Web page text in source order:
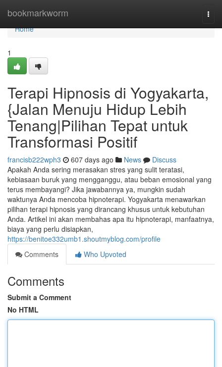
bookmarkworm
Home
Home
1
Terapi Hipnosis di Yogyakarta,
{Jalan Menuju Hidup Lebih
Tenang|Pilihan Tepat untuk
Transformasi Positif
francisb222wph3 607 days ago News
Discuss
Apakah Anda sering merasakan stres yang sulit teratasi,
kebiasaan buruk yang mengganggu, atau beban emosional yang
terus membayangi? Jika jawabannya ya, mungkin sudah
waktunya Anda mencoba hipnoterapi. Yogyakarta menawarkan
pilihan terapi hipnosis yang dirancang khusus untuk kebutuhan
Anda. Artikel ini akan membahas apa itu hipnoterapi, manfaatnya,
biaya yang perlu disiapkan,
https://benitoe332umb1.shoutmyblog.com/profile
Comments
Who Upvoted
Comments
Submit a Comment
No HTML